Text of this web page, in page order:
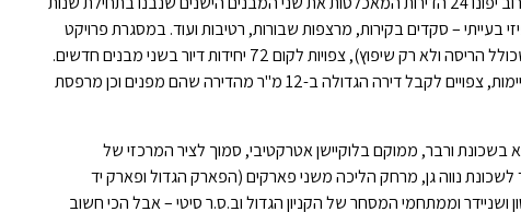
בעייתי – סקדים בקירות, מרצפות שבורות, רטיבות ועוד. במסגרת פרויקט
התמ"א 38/2 (שכולל הריסה ולא רק שיפוץ), צפויות לקום 72 יחידות דיור בשני מבנים חדשים.
בעלי הדירות הקיימות, צפויים לקבל דירה הגדולה ב-12 מ"ר מהדירה שהם מפנים וכן מרפסת
ורבר, ממוקם בלוקיישן אטרקטיבי, סמוך לציר המרכזי של
לשכונת נווה גן, מרחק הליכה משני פארקים (הפארק הגדול ופארק יד
ושניידר וממתחמי המסחר של הקניון הגדול וב.ס.ר סיטי – אבל הכי חשוב